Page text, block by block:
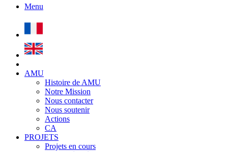
Menu
AMU
Histoire de AMU
Notre Mission
Nous contacter
Nous soutenir
Actions
CA
PROJETS
Projets en cours